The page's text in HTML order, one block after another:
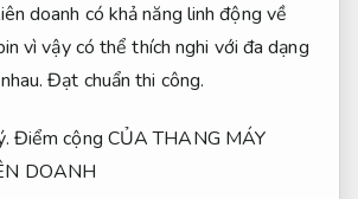
doanh có khả năng linh động về
vì vậy có thể thích nghi với đa dạng
Đạt chuẩn thi công.
Điểm cộng CỦA THANG MÁY
DOANH